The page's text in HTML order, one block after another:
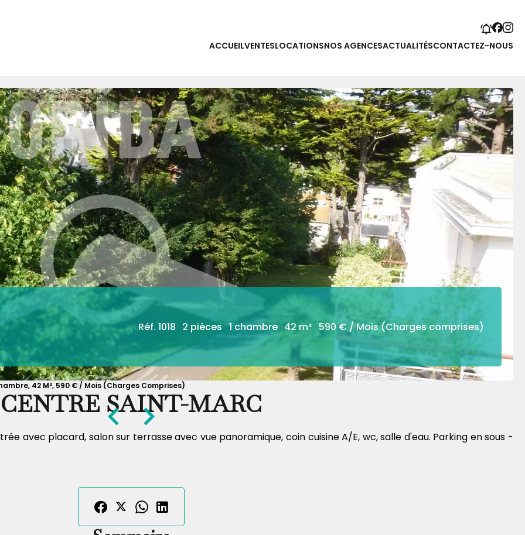
ACCUEILVENTESLOCATIONSNOS AGENCESACTUALITÉSCONTACTEZ-NOUS
Réf. 1018 2 pièces 1 chambre 42 m² 590 € / Mois (Charges comprises)
42 M², 590 € / Mois (Charges Comprises)
CENTRE SAINT-MARC
avec placard, salon sur terrasse avec vue panoramique, coin cuisine A/E, wc, salle d'eau. Parking en sous -